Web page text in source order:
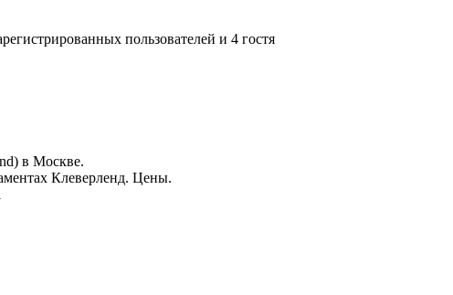
пользователей и 4 гостя
в Москве.
Клеверленд. Цены.